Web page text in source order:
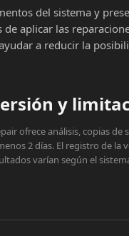
del sistema y
aplicar las
a reducir la
y
ofrece análisis, copias
2 días. El registro de la
varían según el